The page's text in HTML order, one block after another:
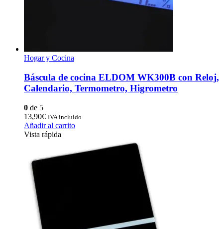
Hogar y Cocina
Báscula de cocina ELDOM WK300B con Reloj,
Calendario, Termometro, Higrometro
0 de 5
13,90€ IVA incluido
Añadir al carrito
Vista rápida